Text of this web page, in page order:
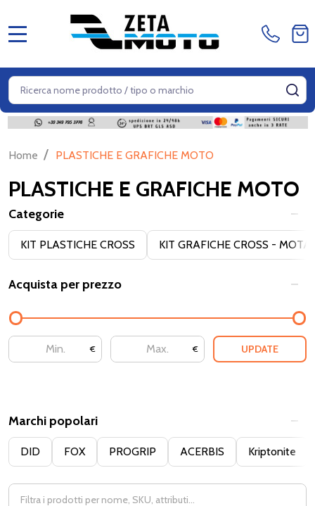
Cerca
Home / PLASTICHE E GRAFICHE MOTO
PLASTICHE E GRAFICHE MOTO
Filter
By
Categorie
KIT PLASTICHE CROSS KIT GRAFICHE CROSS -
Acquista per prezzo
€ € UPDATE
Marchi popolari
DID FOX PROGRIP ACERBIS Kriptonite